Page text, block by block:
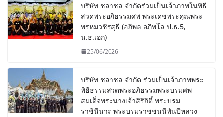
บริษัท ชลาชล จำกัดร่วมเป็นเจ้าภาพในพิธี
สวดพระอภิธรรมศพ พระเดชพระคุณพระ
พรหมวชิรสุธี (อภิพล อภิพโล ป.ธ.5,
น.ธ.เอก)
25/06/2026
บริษัท ชลาชล จำกัด ร่วมเป็นเจ้าภาพพระ
พิธีธรรมสวดพระอภิธรรมพระบรมศพ
สมเด็จพระนางเจ้าสิริกิติ์ พระบรม
ราชินีนาถ พระบรมราชชนนีพันปีหลวง